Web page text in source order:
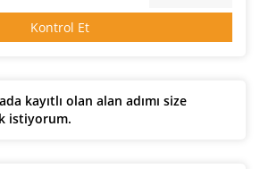
Kontrol Et
kayıtlı olan alan adımı size
istiyorum.